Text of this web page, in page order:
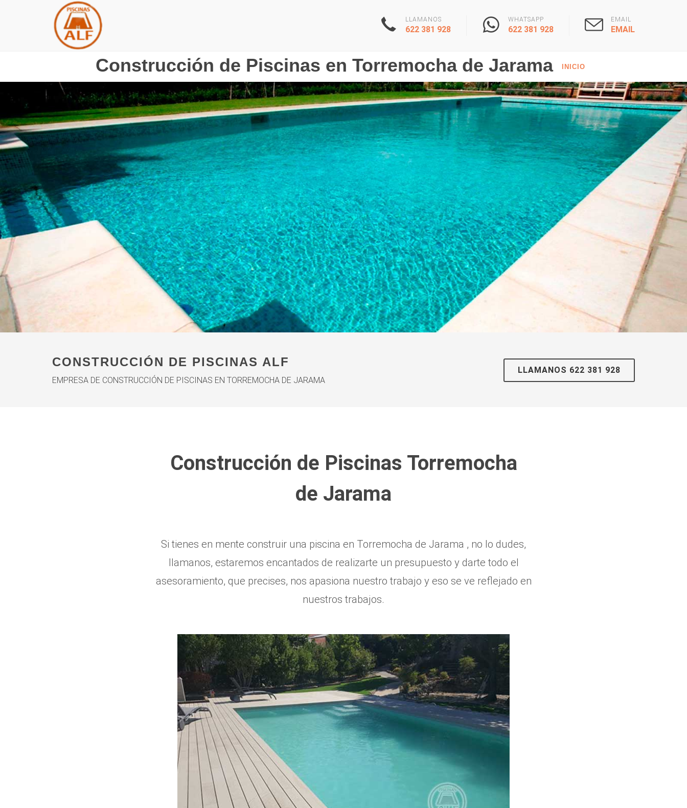
LLAMANOS
622 381 928
WHATSAPP
622 381 928
EMAIL
EMAIL
Construcción de Piscinas en Torremocha de Jarama INICIO
CONSTRUCCIÓN DE PISCINAS ALF
EMPRESA DE CONSTRUCCIÓN DE PISCINAS EN TORREMOCHA DE JARAMA
LLAMANOS 622 381 928
Construcción de Piscinas Torremocha
de Jarama
Si tienes en mente construir una piscina en Torremocha de Jarama , no lo dudes,
llamanos, estaremos encantados de realizarte un presupuesto y darte todo el
asesoramiento, que precises, nos apasiona nuestro trabajo y eso se ve reflejado en
nuestros trabajos.